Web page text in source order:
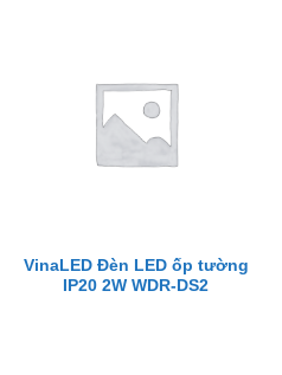
VinaLED Đèn LED ốp tường
IP20 2W WDR-DS2